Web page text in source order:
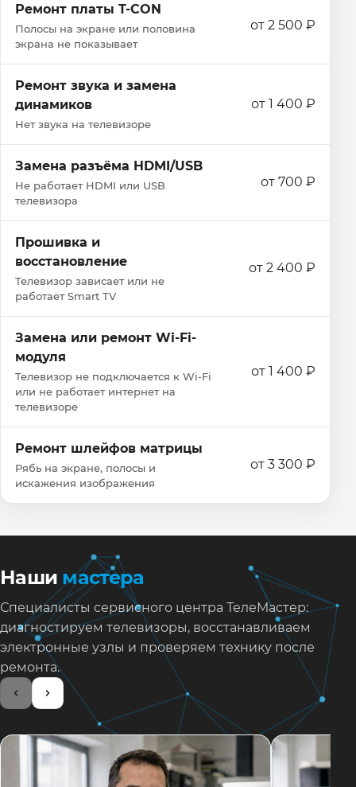
Ремонт платы T-CON
Полосы на экране или половина
экрана не показывает
от 2 500 ₽
Ремонт звука и замена
динамиков
Нет звука на телевизоре
от 1 400 ₽
Замена разъёма HDMI/USB
Не работает HDMI или USB
телевизора
от 700 ₽
Прошивка и
восстановление
Телевизор зависает или не
работает Smart TV
от 2 400 ₽
Замена или ремонт Wi‑Fi-
модуля
Телевизор не подключается к Wi‑Fi
или не работает интернет на
телевизоре
от 1 400 ₽
Ремонт шлейфов матрицы
Рябь на экране, полосы и
искажения изображения
от 3 300 ₽
Наши мастера
Специалисты сервисного центра ТелеМастер:
диагностируем телевизоры, восстанавливаем
электронные узлы и проверяем технику после
ремонта.